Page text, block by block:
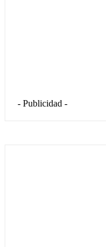
- Publicidad -